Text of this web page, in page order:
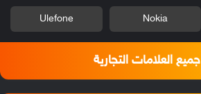
Nokia
Ulefone
جميع العلامات التجارية